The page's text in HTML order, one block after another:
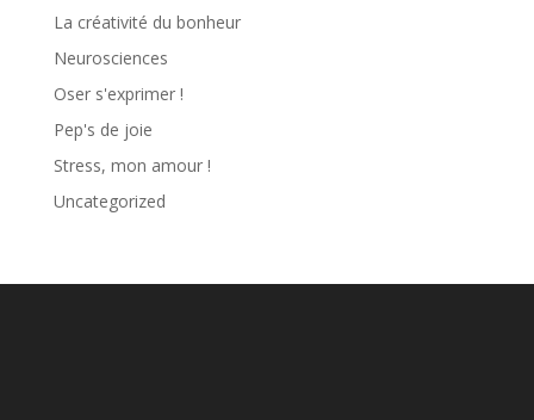
La créativité du bonheur
Neurosciences
Oser s'exprimer !
Pep's de joie
Stress, mon amour !
Uncategorized